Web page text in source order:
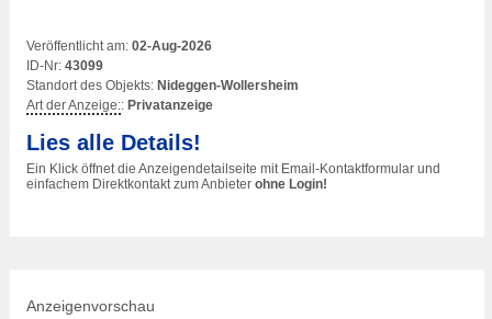
Veröffentlicht am: 02-Aug-2026
ID-Nr: 43099
Standort des Objekts: Nideggen-Wollersheim
Art der Anzeige:: Privatanzeige
Lies alle Details!
Ein Klick öffnet die Anzeigendetailseite mit Email-Kontaktformular und
einfachem Direktkontakt zum Anbieter ohne Login!
Anzeigenvorschau